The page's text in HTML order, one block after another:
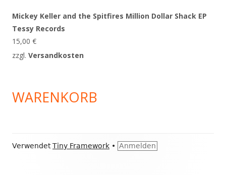
Mickey Keller and the Spitfires Million Dollar Shack EP
Tessy Records
15,00 €
zzgl. Versandkosten
WARENKORB
Footer
VerwendetTiny Framework • Anmelden